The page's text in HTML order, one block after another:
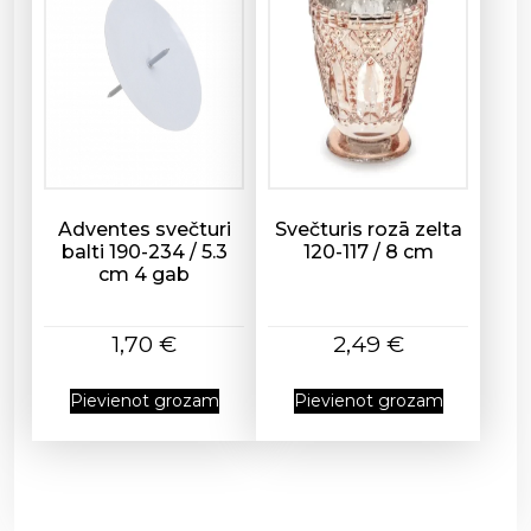
Adventes svečturi
balti 190-234 / 5.3
cm 4 gab
1,70€
Pievienot grozam
Svečturis rozā zelta
120-117 / 8 cm
2,49 €
Pievienot grozam